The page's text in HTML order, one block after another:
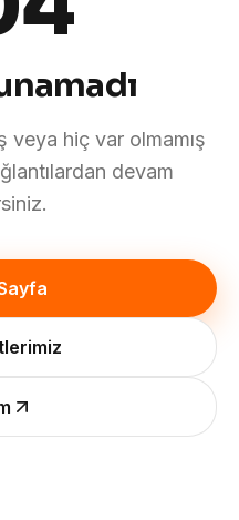
veya hiç var olmamış
devam